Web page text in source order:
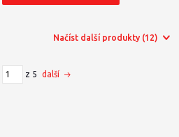
Načíst další produkty (12)
z 5 další